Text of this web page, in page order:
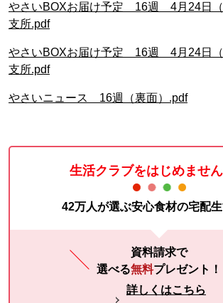
やさいBOXお届け予定 16週 4月24日
支所.pdf
やさいBOXお届け予定 16週 4月24日
支所.pdf
やさいニュース 16週（裏面）.pdf
生活クラブをはじめませ
42万人が選ぶ安心食材の宅配
資料請求で
選べる無料プレゼント！
詳しくはこちら